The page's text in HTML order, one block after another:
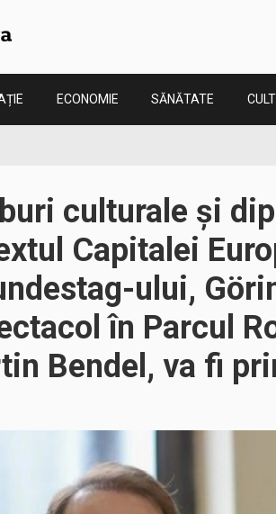
ECONOMIE SĂNĂTATE
culturale și
Capitalei
ului,
în Parcul
Bendel, va fi